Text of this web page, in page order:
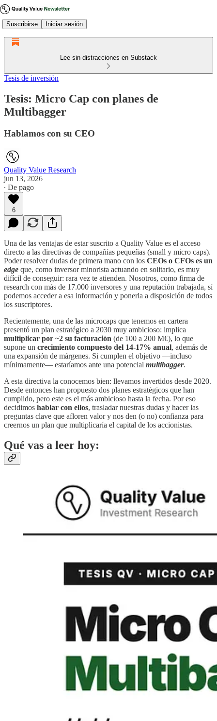
Suscribirse Iniciar sesión
Lee sin distracciones en Substack
Tesis de inversión
Tesis: Micro Cap con planes de
Multibagger
Hablamos con su CEO
Quality Value Research
jun 13, 2026
∙ De pago
6
Una de las ventajas de estar suscrito a Quality Value es el acceso
directo a las directivas de compañías pequeñas (small y micro caps).
Poder resolver dudas de primera mano con los CEOs o CFOs es un
edge que, como inversor minorista actuando en solitario, es muy
difícil de conseguir: rara vez te atienden. Nosotros, como firma de
research con más de 17.000 inversores y una reputación trabajada, sí
podemos acceder a esa información y ponerla a disposición de todos
los suscriptores.
Recientemente, una de las microcaps que tenemos en cartera
presentó un plan estratégico a 2030 muy ambicioso: implica
multiplicar por ~2 su facturación (de 100 a 200 M€), lo que
supone un crecimiento compuesto del 14-17% anual, además de
una expansión de márgenes. Si cumplen el objetivo —incluso
mínimamente— estaríamos ante una potencial multibagger.
A esta directiva la conocemos bien: llevamos invertidos desde 2020.
Desde entonces han propuesto dos planes estratégicos que han
cumplido, pero este es el más ambicioso hasta la fecha. Por eso
decidimos hablar con ellos, trasladar nuestras dudas y hacer las
preguntas clave que afloren valor y nos den (o no) confianza para
creernos un plan que multiplicaría el capital de los accionistas.
Qué vas a leer hoy: